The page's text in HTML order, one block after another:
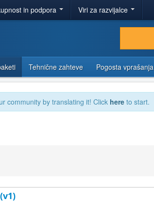
in podpora Viri za razvijalce
Tehnične zahteve Pogosta vprašanja
community by translating it! Click here to start.